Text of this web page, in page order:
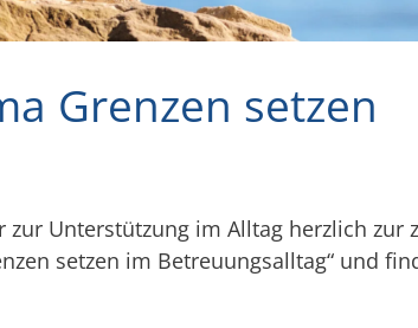
Grenzen setzen
Unterstützung im Alltag herzlich zur
setzen im Betreuungsalltag“ und